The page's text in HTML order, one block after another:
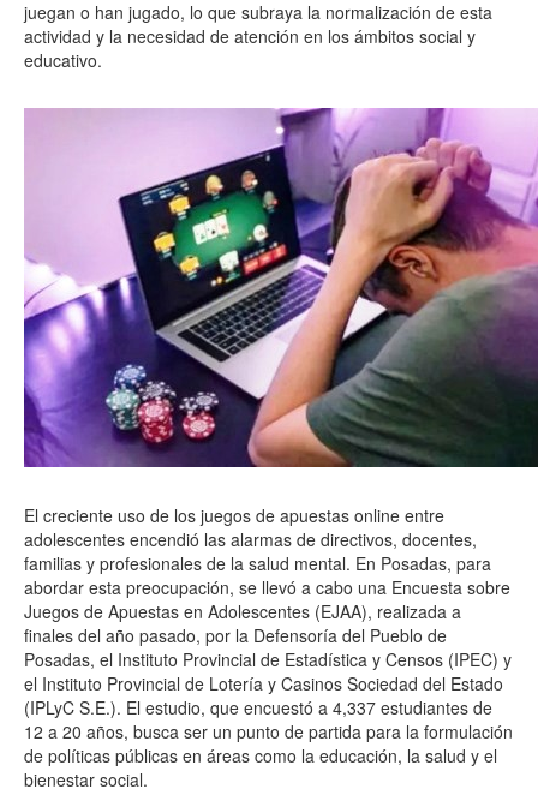
juegan o han jugado, lo que subraya la normalización de esta
actividad y la necesidad de atención en los ámbitos social y
educativo.
El creciente uso de los juegos de apuestas online entre
adolescentes encendió las alarmas de directivos, docentes,
familias y profesionales de la salud mental. En Posadas, para
abordar esta preocupación, se llevó a cabo una Encuesta sobre
Juegos de Apuestas en Adolescentes (EJAA), realizada a
finales del año pasado, por la Defensoría del Pueblo de
Posadas, el Instituto Provincial de Estadística y Censos (IPEC) y
el Instituto Provincial de Lotería y Casinos Sociedad del Estado
(IPLyC S.E.). El estudio, que encuestó a 4,337 estudiantes de
12 a 20 años, busca ser un punto de partida para la formulación
de políticas públicas en áreas como la educación, la salud y el
bienestar social.